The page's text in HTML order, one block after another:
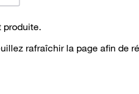
produite.
rafraîchir la page afin de